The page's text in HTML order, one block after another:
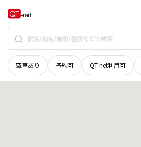
空車あり 予約可 QT-net利用可
青森県